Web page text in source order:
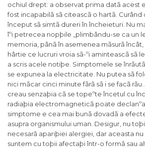
ochiul drept: a observat prima datã acest
fost incapabilã sã citeascã o hartã. Curând
început sã simtã dureri în încheieturi. Nu
îºi petrecea nopþile „plimbându-se ca un
memoria, pânã în asemenea mãsurã încât,
hârtie ce lucruri vroia sã-ºi aminteascã sã
a scris acele notiþe. Simptomele se
se expunea la electricitate. Nu putea sã
nici mãcar cinci minute fãrã sã i se facã
creau senzaþia cã se topeºte încetul cu
radiaþia electromagneticã poate
simptome e cea mai bunã dovadã a
asupra organismului uman. Desigur, nu
necesarã apariþiei alergiei, dar aceasta nu
suntem cu toþii afectaþi într-o formã sau